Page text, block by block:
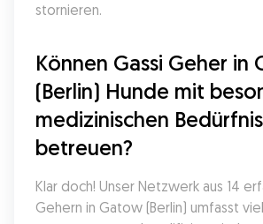
stornieren.
Können Gassi Geher in
(Berlin) Hunde mit
medizinischen
betreuen?
Klar doch! Unser Netzwerk aus 14
Gehern in Gatow (Berlin) umfasst